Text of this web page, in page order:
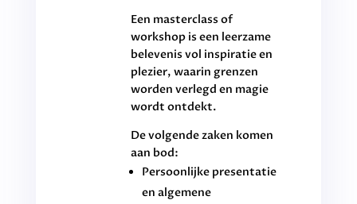
Een masterclass of
workshop is een leerzame
belevenis vol inspiratie en
plezier, waarin grenzen
worden verlegd en magie
wordt ontdekt.
De volgende zaken komen
aan bod:
Persoonlijke presentatie
en algemene